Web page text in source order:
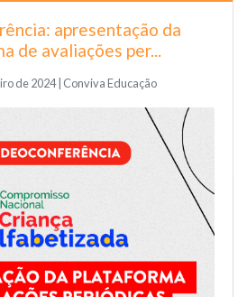
apresentação da
de avaliações per...
de 2024 | Conviva Educação